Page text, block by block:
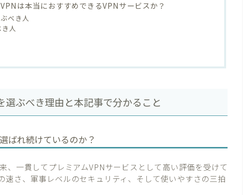
は本当におすすめできるVPNサービスか？
べき人
人
選ぶべき理由と本記事で分かること
ばれ続けているのか？
、一貫してプレミアムVPNサービスとして高い評価を受けて
速さ、軍事レベルのセキュリティ、そして使いやすさの三拍